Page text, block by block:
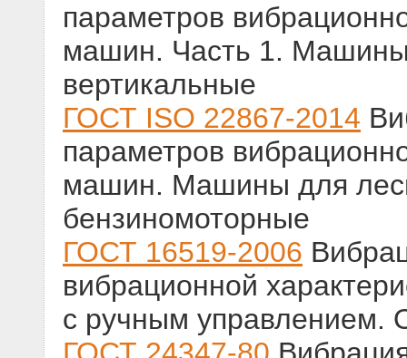
параметров
машин. Часть 1.
вертикальные
ГОСТ ISO 22867-2014
параметров
машин. Машины для
бензиномоторные
ГОСТ 16519-2006
вибрационной
с ручным управлением.